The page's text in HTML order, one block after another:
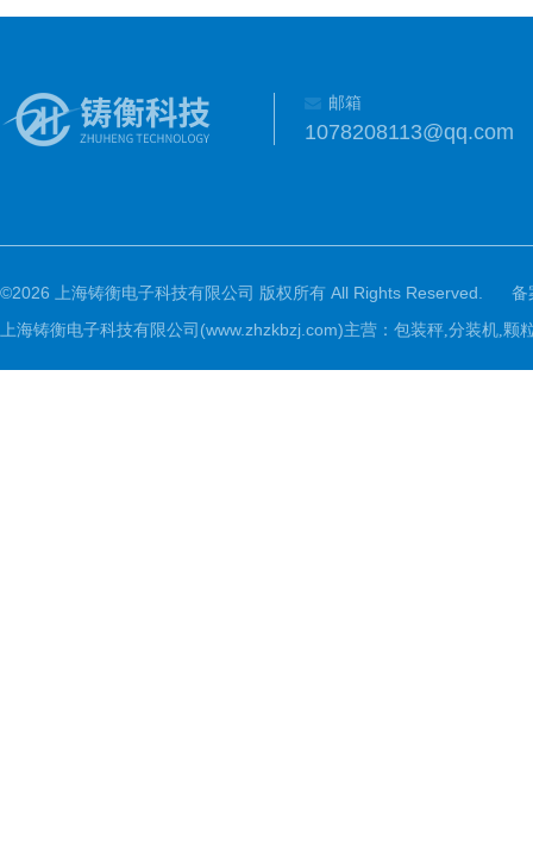
邮箱
1078208113@qq.com
©2026 上海铸衡电子科技有限公司 版权所有 All Rights Reserved.
备
上海铸衡电子科技有限公司(www.zhzkbzj.com)主营： 包装秤,分装机,颗